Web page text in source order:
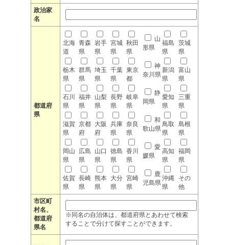
政治家
名
都道府
県
北海
道
青森
県
岩手
県
宮城
県
秋田
県
山
形県
福島
県
茨城
県
栃木
県
群馬
県
埼玉
県
千葉
県
東京
都
神
奈川県
新潟
県
富山
県
石川
県
福井
県
山梨
県
長野
県
岐阜
県
静
岡県
愛知
県
三重
県
滋賀
県
京都
府
大阪
府
兵庫
県
奈良
県
和
歌山県
鳥取
県
島根
県
岡山
県
広島
県
山口
県
徳島
県
香川
県
愛
媛県
高知
県
福岡
県
佐賀
県
長崎
県
熊本
県
大分
県
宮崎
県
鹿
児島県
沖縄
県
その
他
市区町
村名、
都道府
県名
※同名の自治体は、都道府県とあわせて検索
することで分けて探すことができます。